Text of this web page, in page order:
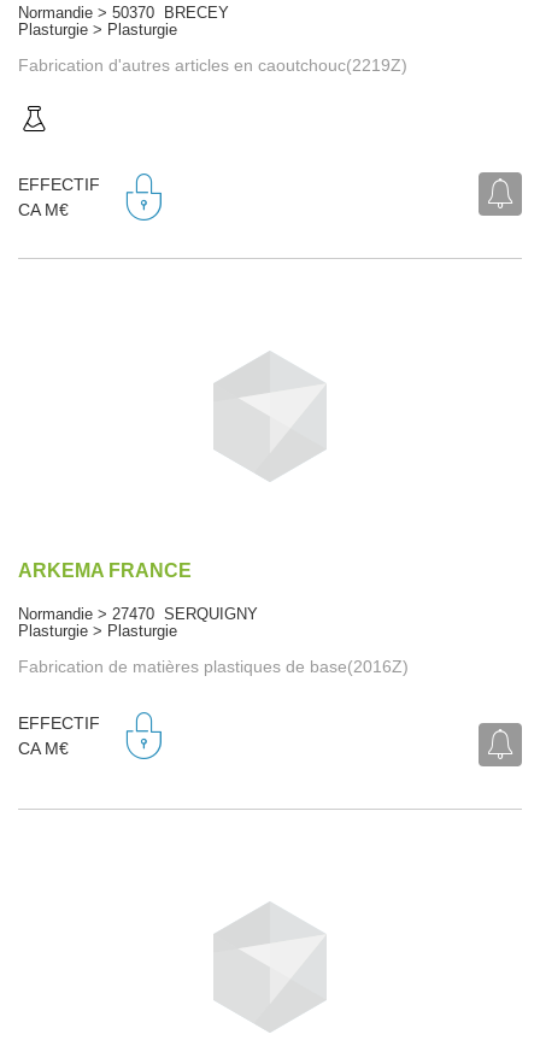
Normandie > 50370 BRECEY
Plasturgie > Plasturgie
Fabrication d'autres articles en caoutchouc(2219Z)
EFFECTIF
CA M€
ARKEMA FRANCE
Normandie > 27470 SERQUIGNY
Plasturgie > Plasturgie
Fabrication de matières plastiques de base(2016Z)
EFFECTIF
CA M€